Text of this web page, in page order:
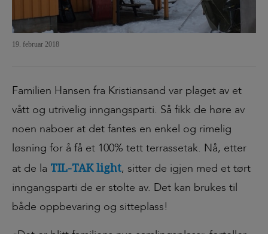
19. februar 2018
Familien Hansen fra Kristiansand var plaget av et
vått og utrivelig inngangsparti. Så fikk de høre av
noen naboer at det fantes en enkel og rimelig
løsning for å få et 100% tett terrassetak. Nå, etter
at de la TIL-TAK light, sitter de igjen med et tørt
inngangsparti de er stolte av. Det kan brukes til
både oppbevaring og sitteplass!